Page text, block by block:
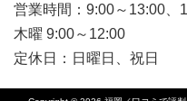
営業時間：9:00～13:00、
木曜 9:00～12:00
定休日：日曜日、祝日